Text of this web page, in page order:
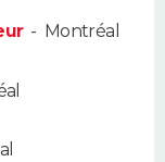
- Montréal